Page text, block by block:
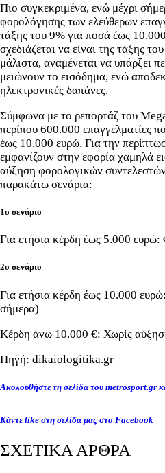
Πιο συγκεκριμένα, ενώ μέχρι
φορολόγησης των ελεύθερων
τάξης του 9% για ποσά έως
σχεδιάζεται να είναι της τάξης
μάλιστα, αναμένεται να υπάρξει
μειώνουν το εισόδημα, ενώ
ηλεκτρονικές δαπάνες.
Σύμφωνα με το ρεπορτάζ του
περίπου 600.000 επαγγελματίες
έως 10.000 ευρώ. Για την
εμφανίζουν στην εφορία χαμηλά
αύξηση φορολογικών
παρακάτω σενάρια:
1ο σενάριο
Για ετήσια κέρδη έως 5.000
2ο σενάριο
Για ετήσια κέρδη έως 10.000
σήμερα)
Κέρδη άνω 10.000 €: Χωρίς
Πηγή: dikaiologitika.gr
Ακολουθήστε τη σελίδα του metrosport.gr
Κάντε like στη σελίδα μας στο Facebook
ΣΧΕΤΙΚΑ ΑΡΘΡΑ